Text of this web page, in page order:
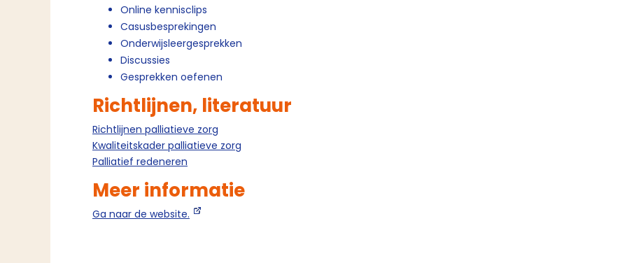
Online kennisclips
Casusbesprekingen
Onderwijsleergesprekken
Discussies
Gesprekken oefenen
Richtlijnen, literatuur
Richtlijnen palliatieve zorg
Kwaliteitskader palliatieve zorg
Palliatief redeneren
Meer informatie
Ga naar de website.